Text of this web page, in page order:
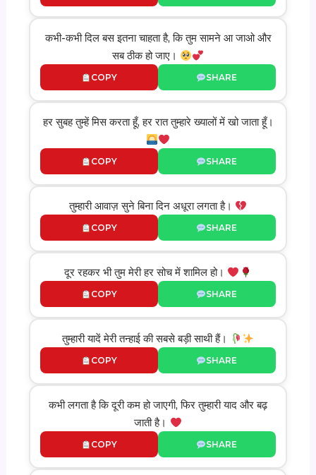
कभी-कभी दिल बस इतना चाहता है, कि तुम सामने आ जाओ और
सब ठीक हो जाए।
COPY SHARE
हर सुबह तुम्हें मिस करता हूँ, हर रात तुम्हारे ख्यालों में खो जाता हूँ।
COPY SHARE
तुम्हारी आवाज़ सुने बिना दिन अधूरा लगता है।
COPY SHARE
दूर रहकर भी तुम मेरी हर सोच में शामिल हो।
COPY SHARE
तुम्हारी यादें मेरी तन्हाई की सबसे बड़ी साथी हैं।
COPY SHARE
कभी लगता है कि दूरी कम हो जाएगी, फिर तुम्हारी याद और बढ़
जाती है।
COPY SHARE